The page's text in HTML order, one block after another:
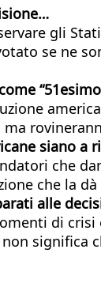
gli
se ne
siano a
che
che la
alle
di
significa